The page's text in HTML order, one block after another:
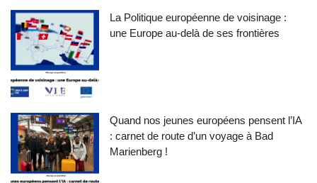
La Politique européenne de voisinage :
une Europe au-delà de ses frontières
Quand nos jeunes européens pensent l’IA
: carnet de route d’un voyage à Bad
Marienberg !